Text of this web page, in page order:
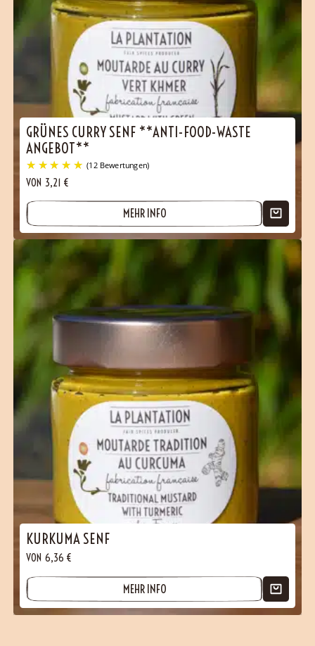
GRÜNES CURRY SENF **ANTI-FOOD-WASTE
ANGEBOT**
VON 3,21 €
MEHR INFO
KURKUMA SENF
VON 6,36 €
MEHR INFO